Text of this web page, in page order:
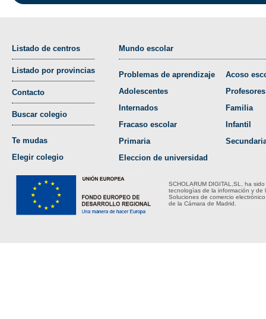
Listado de centros
Listado por provincias
Contacto
Buscar colegio
Te mudas
Elegir colegio
Mundo escolar
Problemas de aprendizaje
Adolescentes
Internados
Fracaso escolar
Primaria
Eleccion de universidad
Acoso
Profesores
Familia
Infantil
SCHOLARUM DIGITAL,SL, ha
tecnologías de la información y de
Soluciones de comercio
de la Cámara de Madrid.